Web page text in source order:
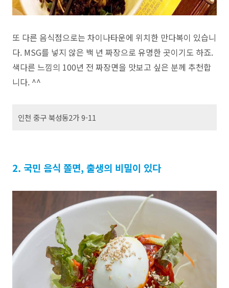
또 다른 음식점으로는 차이나타운에 위치한 만다복이 있습니
다. MSG를 넣지 않은 백 년 짜장으로 유명한 곳이기도 하죠.
색다른 느낌의 100년 전 짜장면을 맛보고 싶은 분께 추천합
니다. ^^
인천 중구 북성동2가 9-11
2. 국민 음식 쫄면, 출생의 비밀이 있다